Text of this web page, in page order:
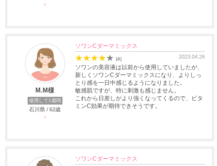
♀
M.M様
使用して1週間
石川県 / 62歳
♀
ソワンCダーマミックス
★★★★★ (4) 2023.04.26
ソワンの美容液は以前から使用していましたが、
新しくソワンCダーマミックスになり、よりしっ
とり感を一日中感じるようになりました。
敏感肌ですが、特に刺激も感じません。
これから日差しがより強くなってくるので、ビタ
ミンC効果が期待できそうです。
ソワンCダーマミックス